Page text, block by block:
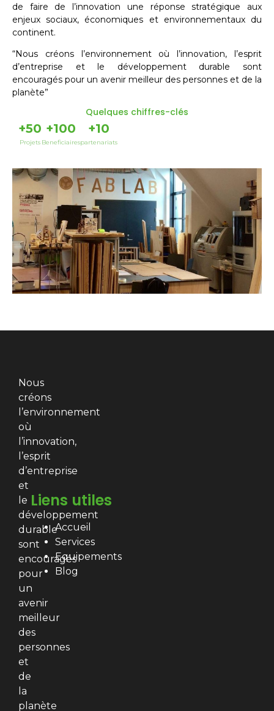
de faire de l’innovation une réponse stratégique aux
enjeux sociaux, économiques et environnementaux du
continent.
“Nous créons l’environnement où l’innovation, l’esprit
d’entreprise et le développement durable sont
encouragés pour un avenir meilleur des personnes et de la
planète”
Quelques chiffres-clés
Projets
+50
Beneficiaires
+100
partenariats
+10
Nous
créons
l’environnement
où
l’innovation,
l’esprit
d’entreprise
et
le
développement
durable
sont
encouragés
pour
un
avenir
meilleur
des
personnes
et
de
la
planète
Liens utiles
Accueil
Services
Equipements
Blog